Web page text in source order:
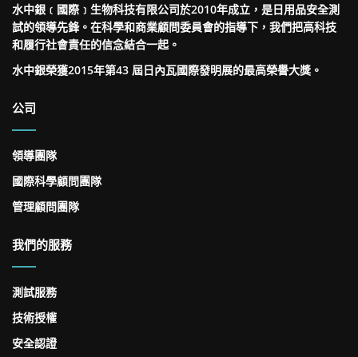
水中銀﹝國際﹞生物科技有限公司於2010年成立，是日用品安全測
試的領導先鋒。在科學和商業顧問委員會的指導下，我們把高科技
和履行社會責任的信念結合一起。
水中銀榮獲2015年第43 屆日內瓦國際發明展的最高榮譽大獎。
公司
領導團隊
國際科學顧問團隊
管理顧問團隊
我們的服務
測試服務
技術授權
安全認證